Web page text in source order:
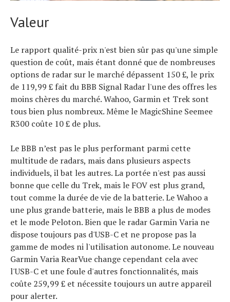
Valeur
Le rapport qualité-prix n'est bien sûr pas qu'une simple
question de coût, mais étant donné que de nombreuses
options de radar sur le marché dépassent 150 £, le prix
de 119,99 £ fait du BBB Signal Radar l'une des offres les
moins chères du marché. Wahoo, Garmin et Trek sont
tous bien plus nombreux. Même le MagicShine Seemee
R300 coûte 10 £ de plus.
Le BBB n’est pas le plus performant parmi cette
multitude de radars, mais dans plusieurs aspects
individuels, il bat les autres. La portée n'est pas aussi
bonne que celle du Trek, mais le FOV est plus grand,
tout comme la durée de vie de la batterie. Le Wahoo a
une plus grande batterie, mais le BBB a plus de modes
et le mode Peloton. Bien que le radar Garmin Varia ne
dispose toujours pas d'USB-C et ne propose pas la
gamme de modes ni l'utilisation autonome. Le nouveau
Garmin Varia RearVue change cependant cela avec
l'USB-C et une foule d'autres fonctionnalités, mais
coûte 259,99 £ et nécessite toujours un autre appareil
pour alerter.